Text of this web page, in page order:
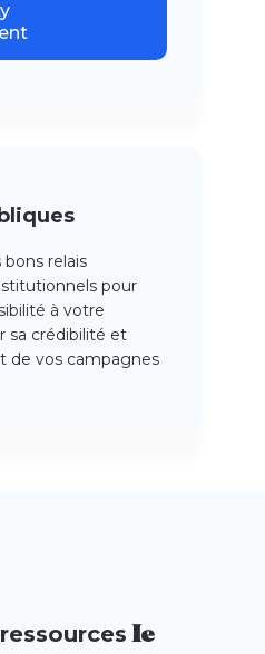
bons relais
pour
à votre
sa crédibilité et
de vos campagnes
le